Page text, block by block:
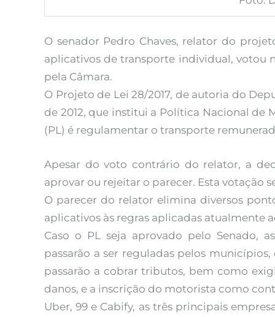
O senador Pedro Chaves, relator do
aplicativos de transporte individual, votou
pela Câmara.
O Projeto de Lei 28/2017, de autoria do
de 2012, que institui a Política Nacional de
(PL) é regulamentar o transporte
Apesar do voto contrário do relator, a
aprovar ou rejeitar o parecer. Esta votação
O parecer do relator elimina diversos
aplicativos às regras aplicadas atualmente
Caso o PL seja aprovado pelo Senado,
passarão a ser reguladas pelos
passarão a cobrar tributos, bem como
danos, e a inscrição do motorista como
Uber, 99 e Cabify, as três principais